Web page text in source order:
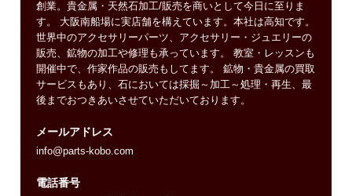
創業。貴金属・天然石加工/販売を商いとして今日に至りま
す。 大阪南船場に実店舗を構えています。本社は高知です。
世界中のアクセサリーパーツ、アクセサリー・ジュエリーの
販売、鉱物の加工や修理も承っています。 教室・レッスンも
開催中で、作家作品の販売もしてます。 鉱物・貴金属の買取
サービスもあり、石においては採掘～加工～処理・再生、最
後までおつきあいさせていただいております。
メールアドレス
info@parts-kobo.com
電話番号